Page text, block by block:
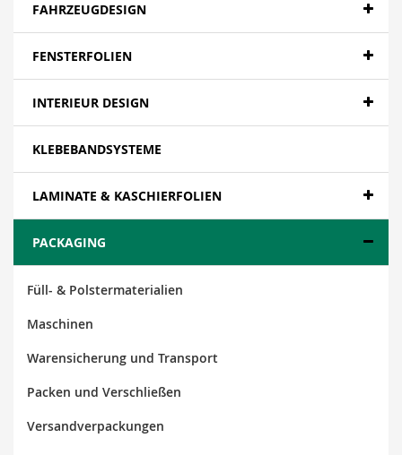
FAHRZEUGDESIGN
FENSTERFOLIEN
INTERIEUR DESIGN
KLEBEBANDSYSTEME
LAMINATE & KASCHIERFOLIEN
PACKAGING
Füll- & Polstermaterialien
Maschinen
Warensicherung und Transport
Packen und Verschließen
Versandverpackungen